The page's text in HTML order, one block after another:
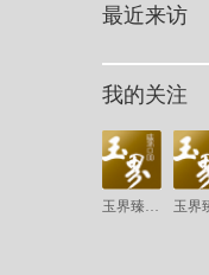
最近来访
我的关注
玉界臻品·北京